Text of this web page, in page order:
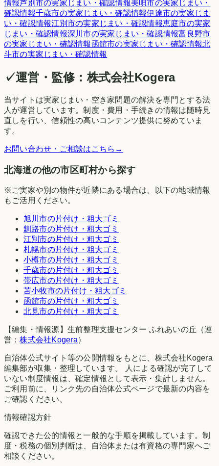
情報芦別市の実家じまい・確認情報美唄市の実家じまい・
確認情報千歳市の実家じまい・確認情報伊達市の実家じま
い・確認情報江別市の実家じまい・確認情報恵庭市の実家
じまい・確認情報深川市の実家じまい・確認情報富良野市
の実家じまい・確認情報 函館市の実家じまい・確認情報北
斗市の実家じまい・確認情報
✓運営・監修：株式会社Kogera
当サイトは実家じまい・空き家問題の解決を専門とする法
人が運営しています。制度・費用・手続きの情報は随時見
直しを行い、信頼性の高いコンテンツ提供に努めていま
す。
お問い合わせ・ご相談はこちら →
北海道の他の市区町村から探す
※ご実家や別の物件が近隣にある場合は、以下の地域情報
もご活用ください。
旭川市の片付け・粗大ゴミ
釧路市の片付け・粗大ゴミ
江別市の片付け・粗大ゴミ
札幌市の片付け・粗大ゴミ
小樽市の片付け・粗大ゴミ
千歳市の片付け・粗大ゴミ
帯広市の片付け・粗大ゴミ
苫小牧市の片付け・粗大ゴミ
函館市の片付け・粗大ゴミ
北見市の片付け・粗大ゴミ
【編集・情報源】生前整理支援センター ふれあいの丘（運
営：株式会社Kogera）
自治体公式サイト等の公開情報をもとに、株式会社Kogera
編集部が収集・整理しています。 人による確認が完了して
いない制度情報は、確定情報として表示・集計しません。
ご利用前に、リンク先の自治体公式ページで最新の内容を
ご確認ください。
情報確認方針
確認できた公的情報と一般的な手順を掲載しています。制
度・税務の個別判断は、自治体または有資格の専門家へご
相談ください。